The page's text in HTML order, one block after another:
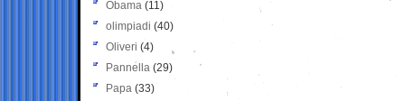
Obama (11)
olimpiadi (40)
Oliveri (4)
Pannella (29)
Papa (33)